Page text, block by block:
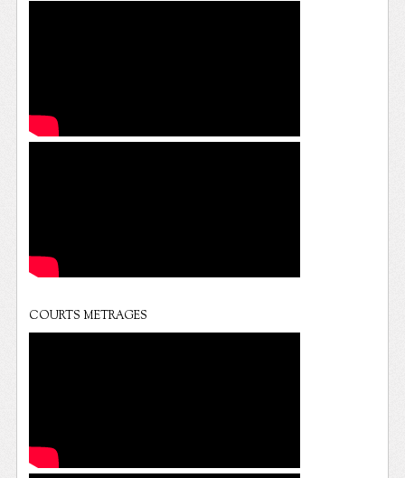
COURTS METRAGES